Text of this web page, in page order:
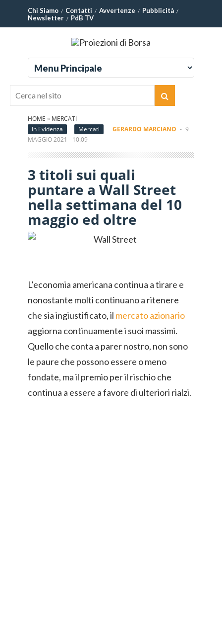
Chi Siamo Contatti Avvertenze
Pubblicità
Newsletter
PdB TV
HOME » MERCATI
In Evidenza
Mercati GERARDO MARCIANO - 9
MAGGIO 2021 - 10:09
3 titoli sui quali
puntare a Wall Street
nella settimana del 10
maggio ed oltre
L’economia americana continua a tirare e
nonostante molti continuano a ritenere
che sia ingiustificato, il mercato azionario
aggiorna continuamente i suoi massimi.
Quello che conta a parer nostro, non sono
le paure che possono essere o meno
fondate, ma il premio per il rischio che
continua a essere a favore di ulteriori rialzi.